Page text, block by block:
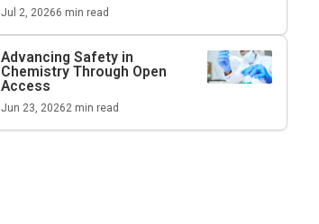
Jul 2, 20266 min read
Advancing Safety in
Chemistry Through Open
Access
Jun 23, 20262min read